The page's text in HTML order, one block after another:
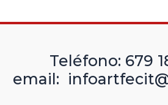
Teléfono: 679
email: